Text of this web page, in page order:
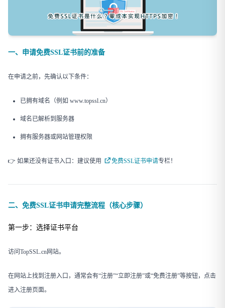
一、申请免费SSL证书前的准备
在申请之前，先确认以下条件：
已拥有域名（例如 www.topssl.cn）
域名已解析到服务器
拥有服务器或网站管理权限
👉 如果还没有证书入口：建议使用 免费SSL证书申请专栏！
二、免费SSL证书申请完整流程（核心步骤）
第一步：选择证书平台
访问TopSSL.cn网站。
在网站上找到注册入口，通常会有“注册”“立即注册”或“免费注册”等按钮，点击
进入注册页面。